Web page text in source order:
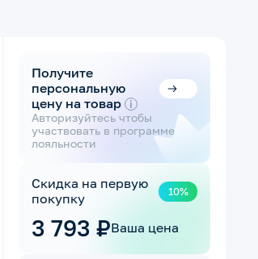
Получите
персональную
цену на товар i
Авторизуйтесь чтобы
участвовать в программе
лояльности
Скидка на первую
покупку
10%
3 793 ₽Ваша цена